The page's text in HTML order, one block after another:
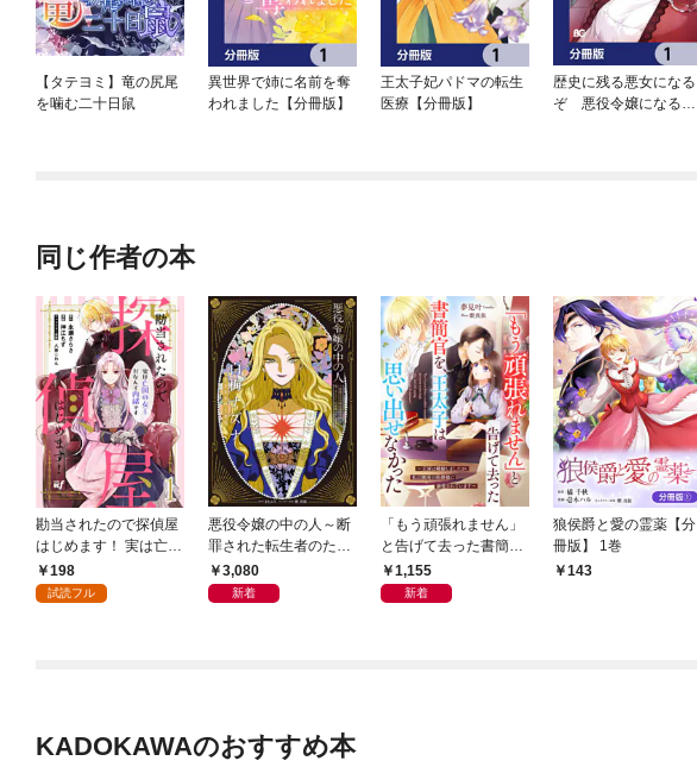
【タテヨミ】竜の尻尾
を噛む二十日鼠
異世界で姉に名前を奪
われました【分冊版】
王太子妃パドマの転生
医療【分冊版】
歴史に残る悪女になる
ぞ 悪役令嬢になるほ
同じ作者の本
勘当されたので探偵屋
はじめます！ 実は亡国
の女王だなんて内緒で
す 【連載版】１
198
試読フル
悪役令嬢の中の人～断
罪された転生者のため
嘘つきヒロインに復讐
いたします～ 白梅ナズ
3,080
新着
「もう頑張れません」
と告げて去った書簡官
を、王太子は思い出せ
なかった～王国は破綻
1,155
新着
狼侯爵と愛の霊薬【分
冊版】 1巻
143
KADOKAWAのおすすめ本